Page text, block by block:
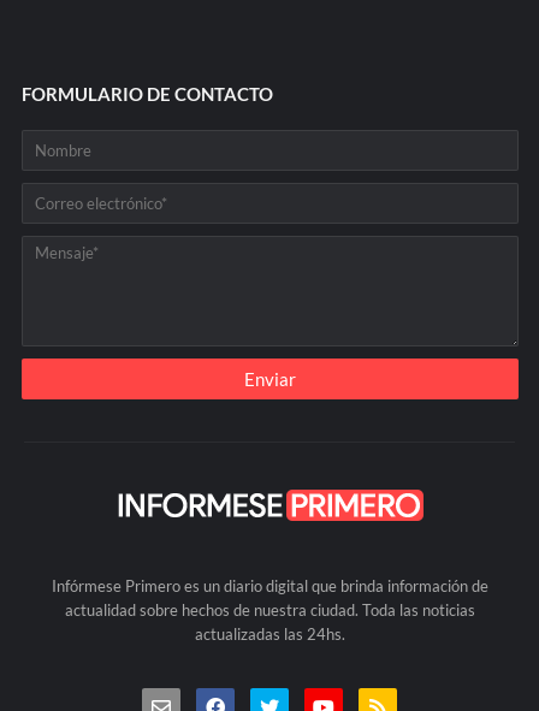
FORMULARIO DE CONTACTO
Infórmese Primero es un diario digital que brinda información de
actualidad sobre hechos de nuestra ciudad. Toda las noticias
actualizadas las 24hs.